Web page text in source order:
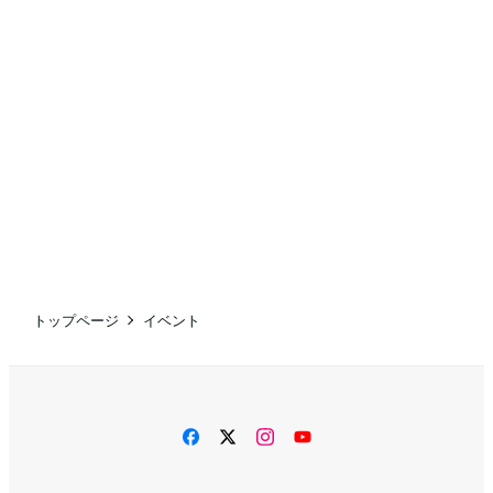
トップページ イベント
facebooktwitterinstagram
YouTube